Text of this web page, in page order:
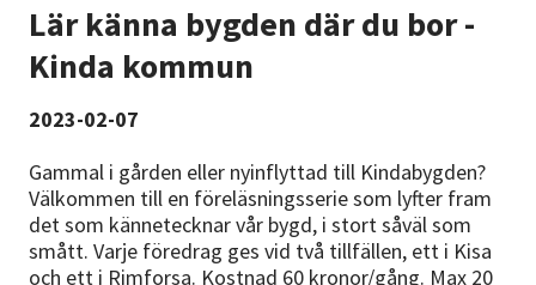
Lär känna bygden där du bor -
Kinda kommun
2023-02-07
Gammal i gården eller nyinflyttad till Kindabygden?
Välkommen till en föreläsningsserie som lyfter fram
det som kännetecknar vår bygd, i stort såväl som
smått. Varje föredrag ges vid två tillfällen, ett i Kisa
och ett i Rimforsa. Kostnad 60 kronor/gång. Max 20